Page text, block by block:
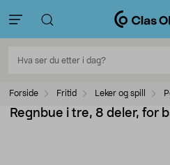
Forside Fritid Leker og spill
Regnbue i tre, 8 deler, for